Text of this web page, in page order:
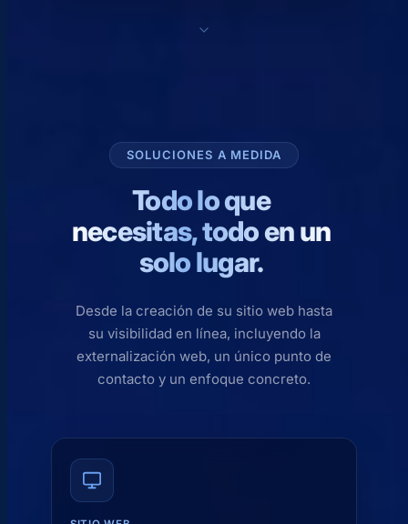
SOLUCIONES A MEDIDA
Todo lo que
necesitas, todo en un
solo lugar.
Desde la creación de su sitio web hasta
su visibilidad en línea, incluyendo la
externalización web, un único punto de
contacto y un enfoque concreto.